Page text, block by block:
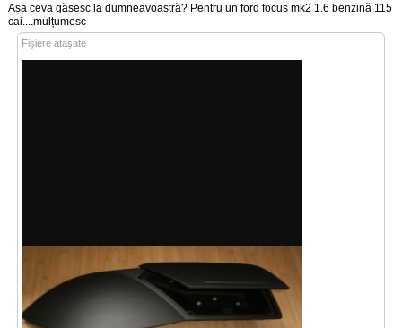
Așa ceva găsesc la dumneavoastră? Pentru un ford focus mk2 1.6 benzină 115
cai....mulțumesc
Fişiere ataşate